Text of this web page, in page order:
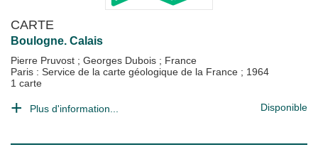
CARTE
Boulogne. Calais
Pierre Pruvost ; Georges Dubois ; France
Paris : Service de la carte géologique de la France ; 1964
1 carte
Plus d'information... Disponible